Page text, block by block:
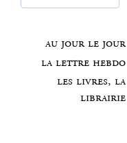
au jour le jour
la lettre hebdo
les livres, la
librairie